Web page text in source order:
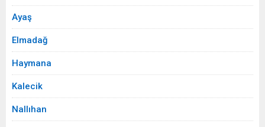
Ayaş
Elmadağ
Haymana
Kalecik
Nallıhan